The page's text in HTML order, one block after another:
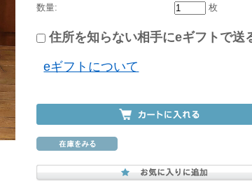
数量: 枚
住所を知らない相手にeギフトで送
eギフトについて